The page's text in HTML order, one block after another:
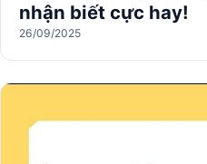
nhận biết cực hay!
26/09/2025